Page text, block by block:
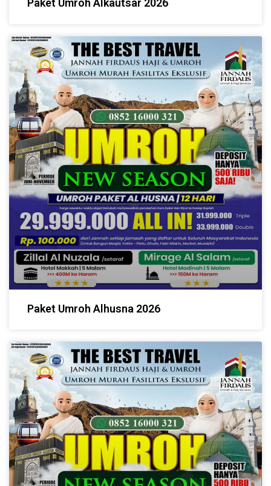
Paket Umroh Alkautsar 2026
Paket Umroh Alhusna 2026